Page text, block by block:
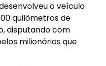
o veículo
quilômetros de
disputando com
milionários que